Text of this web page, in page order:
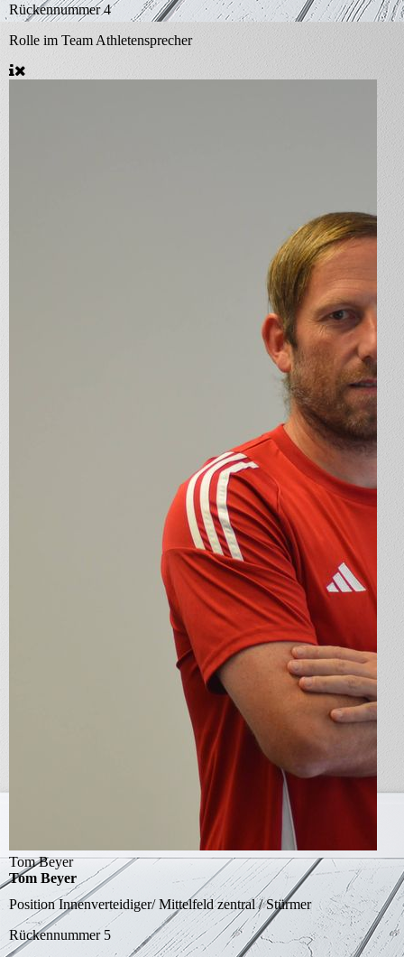
Rückennummer4
Rolle im Team Athletensprecher
Tom Beyer
Tom Beyer
PositionInnenverteidiger/ Mittelfeld zentral / Stürmer
Rückennummer 5